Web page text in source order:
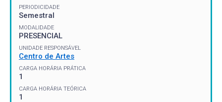
PERIODICIDADE
Semestral
MODALIDADE
PRESENCIAL
UNIDADE RESPONSÁVEL
Centro de Artes
CARGA HORÁRIA PRÁTICA
1
CARGA HORÁRIA TEÓRICA
1